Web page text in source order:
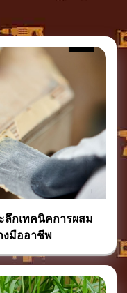
ลึกเทคนิคการผสม
งมืออาชีพ